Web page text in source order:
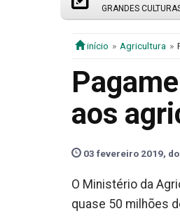
GRANDES
início Agricultura
aos
03 fevereiro 2019,
O Ministério da
quase 50 milhões